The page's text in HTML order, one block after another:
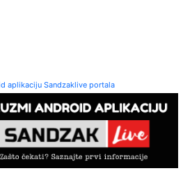
aplikaciju Sandzaklive portala